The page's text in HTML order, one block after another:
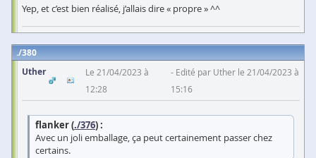
Yep, et c’est bien réalisé, j’allais dire « propre » ^^
380
Uther
Le 21/04/2023 à
12:28
Edité par Uther le 21/04/2023 à
15:16
flanker (./376) :
Avec un joli emballage, ça peut certainement passer chez
certains.